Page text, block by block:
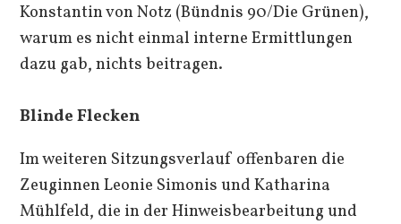
Konstantin von Notz (Bündnis 90/Die Grünen),
warum es nicht einmal interne Ermittlungen
dazu gab, nichts beitragen.
Blinde Flecken
Im weiteren Sitzungsverlauf offenbaren die
Zeuginnen Leonie Simonis und Katharina
Mühlfeld, die in der Hinweisbearbeitung und